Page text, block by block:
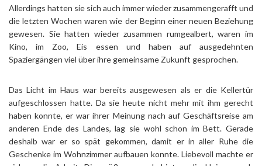
Allerdings hatten sie sich auch immer wieder zusammengerafft und
die letzten Wochen waren wie der Beginn einer neuen Beziehung
gewesen. Sie hatten wieder zusammen rumgealbert, waren im
Kino, im Zoo, Eis essen und haben auf ausgedehnten
Spaziergängen viel über ihre gemeinsame Zukunft gesprochen.
Das Licht im Haus war bereits ausgewesen als er die Kellertür
aufgeschlossen hatte. Da sie heute nicht mehr mit ihm gerecht
haben konnte, er war ihrer Meinung nach auf Geschäftsreise am
anderen Ende des Landes, lag sie wohl schon im Bett. Gerade
deshalb war er so spät gekommen, damit er in aller Ruhe die
Geschenke im Wohnzimmer aufbauen konnte. Liebevoll machte er